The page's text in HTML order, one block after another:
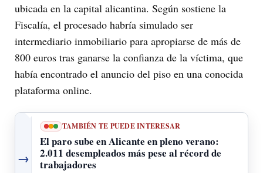
ubicada en la capital alicantina. Según sostiene la
Fiscalía, el procesado habría simulado ser
intermediario inmobiliario para apropiarse de más de
800 euros tras ganarse la confianza de la víctima, que
había encontrado el anuncio del piso en una conocida
plataforma online.
→
TAMBIÉN TE PUEDE INTERESAR
El paro sube en Alicante en pleno verano:
2.011 desempleados más pese al récord de
trabajadores